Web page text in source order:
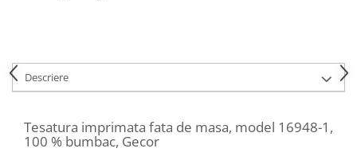
Descriere
Tesatura imprimata fata de masa, model 16948-1,
100 % bumbac, Gecor